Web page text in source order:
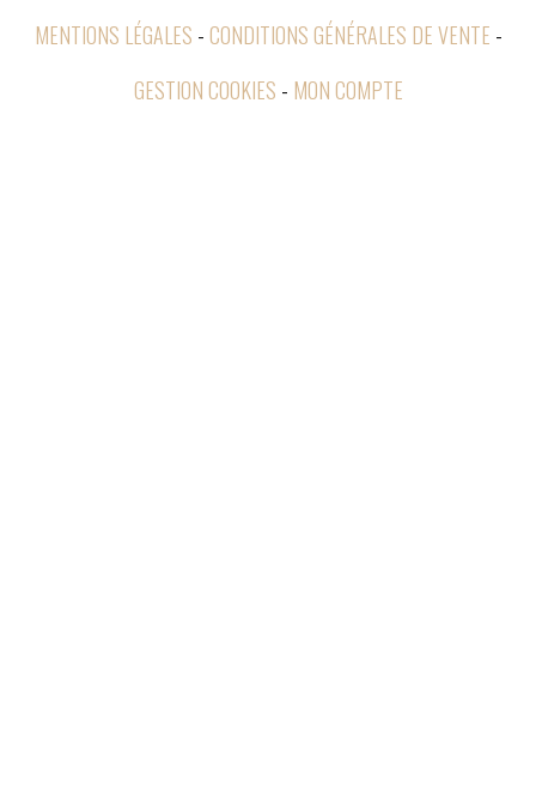
MENTIONS LÉGALES CONDITIONS GÉNÉRALES DE VENTE
GESTION COOKIES
MON COMPTE